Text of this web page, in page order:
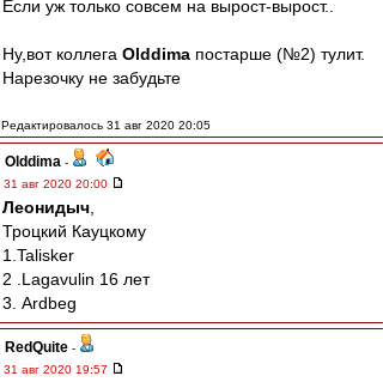
Если уж только совсем на вырост-вырост..
Ну,вот коллега Olddima постарше (№2) тулит.
Нарезочку не забудьте
Редактировалось 31 авг 2020 20:05
Olddima -
31 авг 2020 20:00
Леонидыч
Троцкий Кауцкому
1.Talisker
2 .Lagavulin 16 лет
3. Ardbeg
RedQuite -
31 авг 2020 19:57